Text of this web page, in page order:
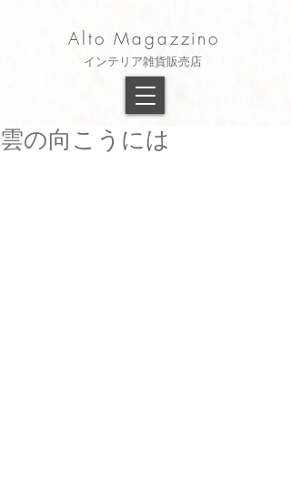
Alto Magazzino
​インテリア雑貨販売店
雲の向こうには